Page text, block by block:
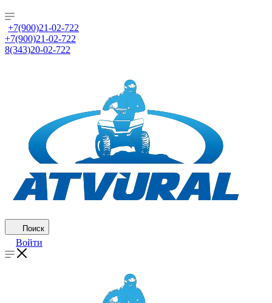
+7(900)21-02-722
+7(900)21-02-722
8(343)20-02-722
Поиск
Войти